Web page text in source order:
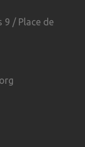
9 / Place de